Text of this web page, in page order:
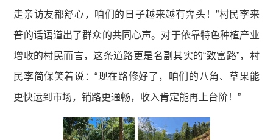
走亲访友都舒心，咱们的日子越来越有奔头！”村民李来
普的话语道出了群众的共同心声。对于依靠特色种植产业
增收的村民而言，这条道路更是名副其实的“致富路”，村
民李简保笑着说：“现在路修好了，咱们的八角、草果能
更快运到市场，销路更通畅，收入肯定能再上台阶！”